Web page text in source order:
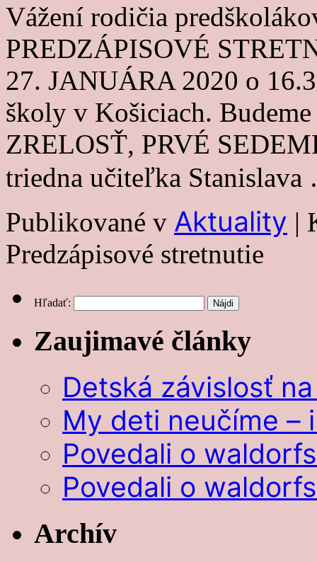
Vážení rodičia
PREDZÁPISOVÉ
27. JANUÁRA 2020 o
školy v Košiciach.
ZRELOSŤ, PRVÉ
triedna učiteľka
Publikované v Aktuality |
Predzápisové stretnutie
Hľadať:
Zaujimavé články
Detská závislosť
My deti neučíme –
Povedali o
Povedali o
Archív